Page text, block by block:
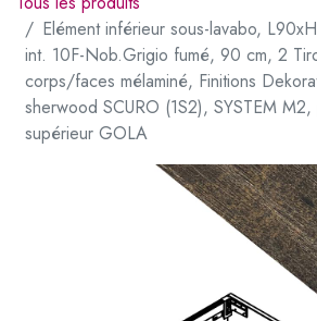
Elément inférieur sous-lavabo,
int. 10F-Nob.Grigio fumé, 90 cm, 2
corps/faces mélaminé, Finitions
sherwood SCURO (1S2), SYSTEM
supérieur GOLA